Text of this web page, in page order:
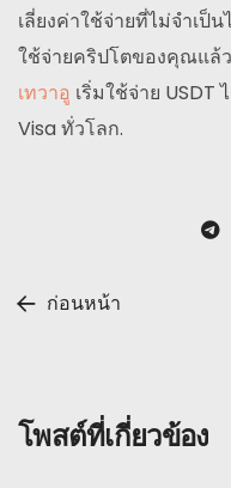
เลี่ยงค่าใช้จ่ายที่ไม่จำเ
ใช้จ่ายคริปโตของคุณแล้
เทวาอู เริ่มใช้จ่าย
Visa ทั่วโลก.
ก่อนหน้า
โพสต์ที่เกี่ยวข้อง